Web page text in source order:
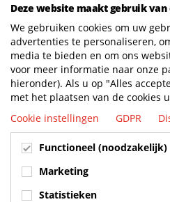
markeert weer een volgende
Terberg’s ambities naar
innovatie.
Lees ook: Terberg
generatie BC203EV
* Koppelschotel is optioneel
*Koppelschotel is optioneel
Deze website maakt gebruik van
We gebruiken cookies om uw
advertenties te personaliseren,
media te bieden en om ons
voor meer informatie naar onze
hieronder). Als u op "Alles
met het plaatsen van de cookies
Cookie instellingen
GDPR
Functioneel (noodzakelijk)
Marketing
Statistieken